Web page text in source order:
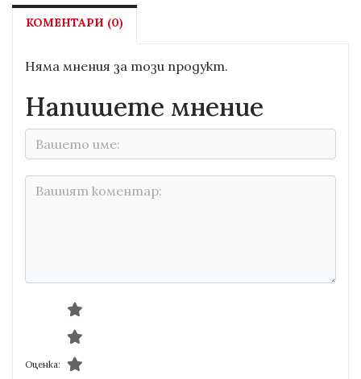
КОМЕНТАРИ (0)
Няма мнения за този продукт.
Напишете мнение
Оценка: